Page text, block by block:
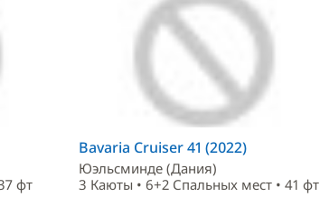
фт
Bavaria Cruiser 41 (2022)
Юэльсминде (Дания)
3 Каюты • 6+2 Спальныx мест • 41 фт